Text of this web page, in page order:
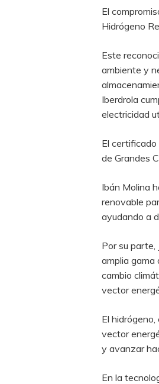
El
Hidrógeno
Este
ambiente y
Iberdrola
electricidad
El certificado
de Grandes
Ibán Molina
renovable
ayudando a
Por su parte,
amplia gama
cambio
vector
El
vector
y avanzar
En la